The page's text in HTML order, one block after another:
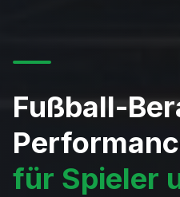
Fußball-
für Spieler